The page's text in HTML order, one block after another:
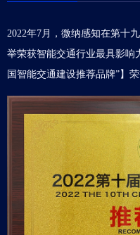
2022年7月， 微纳感知在第十
举荣获智能交通行业最具影响
国智能交通建设推荐品牌”】荣